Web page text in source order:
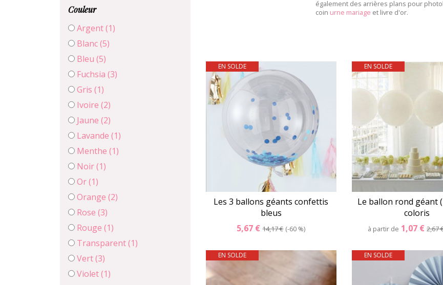
Couleur
Argent(1)
Blanc(5)
Bleu (5)
Fuchsia (3)
Gris (1)
Ivoire (2)
Jaune (2)
Lavande (1)
Menthe (1)
Noir(1)
Or(1)
Orange (2)
Rose (3)
Rouge (1)
Transparent(1)
Vert(3)
Violet(1)
également des arrières plans pour
coin urne mariage et livre d'or.
EN SOLDE
Les 3 ballons géants confettis
bleus
5,67 €14,17 € -60 %
Détails
EN SOLDE
Le ballon rond géant
coloris
à partir de 1,07 €2,67
Détails
EN SOLDE EN SOLDE